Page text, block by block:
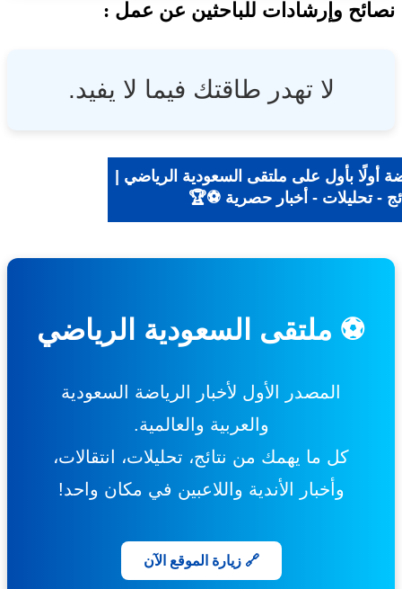
وإرشادات للباحثين عن عمل :
لا تهدر طاقتك فيما لا يفيد.
أولًا بأول على ملتقى السعودية الرياضي |
- تحليلات - أخبار حصرية ⚽🏆
⚽ ملتقى السعودية الرياضي
المصدر الأول لأخبار الرياضة السعودية
والعربية والعالمية.
كل ما يهمك من نتائج، تحليلات، انتقالات،
وأخبار الأندية واللاعبين في مكان واحد!
🔗 زيارة الموقع الآن